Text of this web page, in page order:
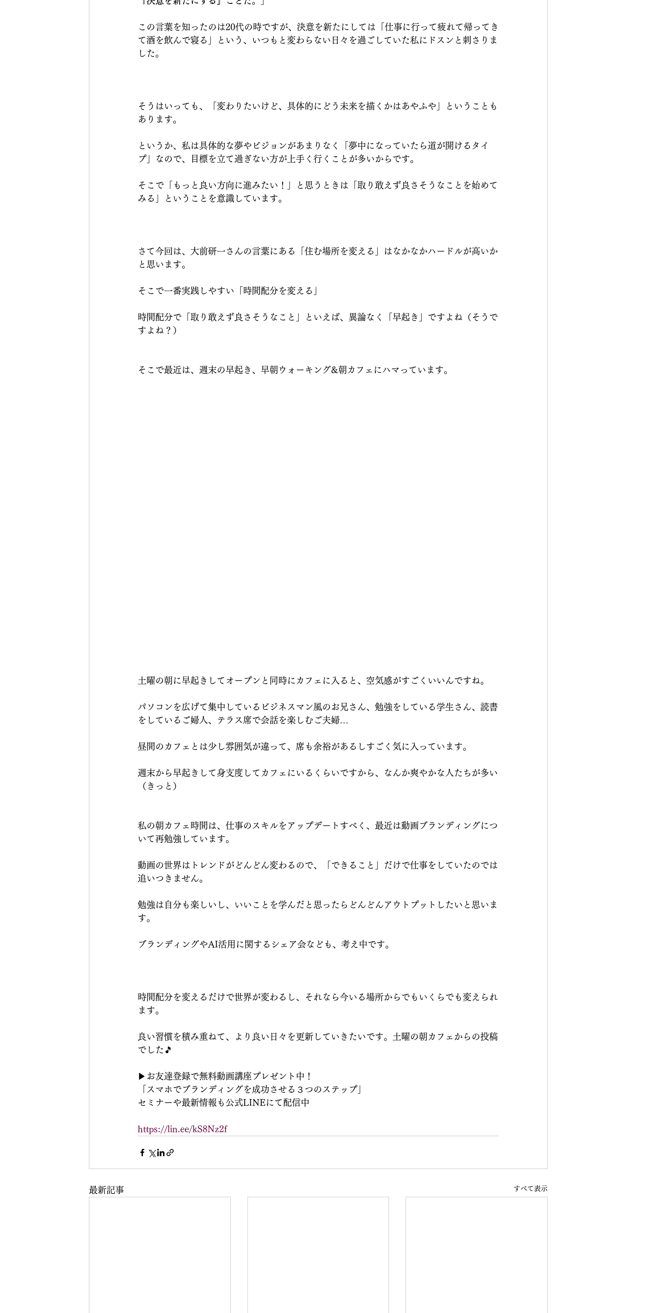
この言葉を知ったのは20代の時ですが、決意を新たにしては「仕事に行って疲れて帰ってき
て酒を飲んで寝る」という、いつもと変わらない日々を過ごしていた私にドスンと刺さりま
した。
そうはいっても、「変わりたいけど、具体的にどう未来を描くかはあやふや」ということも
あります。
というか、私は具体的な夢やビジョンがあまりなく「夢中になっていたら道が開けるタイ
プ」なので、目標を立て過ぎない方が上手く行くことが多いからです。
そこで「もっと良い方向に進みたい！」と思うときは「取り敢えず良さそうなことを始めて
みる」ということを意識しています。
さて今回は、大前研一さんの言葉にある「住む場所を変える」はなかなかハードルが高いか
と思います。
そこで一番実践しやすい「時間配分を変える」
時間配分で「取り敢えず良さそうなこと」といえば、異論なく「早起き」ですよね（そうで
すよね？）
そこで最近は、週末の早起き、早朝ウォーキング&朝カフェにハマっています。
土曜の朝に早起きしてオープンと同時にカフェに入ると、空気感がすごくいいんですね。
パソコンを広げて集中しているビジネスマン風のお兄さん、勉強をしている学生さん、読書
をしているご婦人、テラス席で会話を楽しむご夫婦…
昼間のカフェとは少し雰囲気が違って、席も余裕があるしすごく気に入っています。
週末から早起きして身支度してカフェにいるくらいですから、なんか爽やかな人たちが多い
（きっと）
私の朝カフェ時間は、仕事のスキルをアップデートすべく、最近は動画ブランディングにつ
いて再勉強しています。
動画の世界はトレンドがどんどん変わるので、「できること」だけで仕事をしていたのでは
追いつきません。
勉強は自分も楽しいし、いいことを学んだと思ったらどんどんアウトプットしたいと思いま
す。
ブランディングやAI活用に関するシェア会なども、考え中です。
時間配分を変えるだけで世界が変わるし、それなら今いる場所からでもいくらでも変えられ
ます。
良い習慣を積み重ねて、より良い日々を更新していきたいです。土曜の朝カフェからの投稿
でした🎵
▶︎お友達登録で無料動画講座プレゼント中！
「スマホでブランディングを成功させる３つのステップ」
セミナーや最新情報も公式LINEにて配信中
https://lin.ee/kS8Nz2f
最新記事 すべて表示